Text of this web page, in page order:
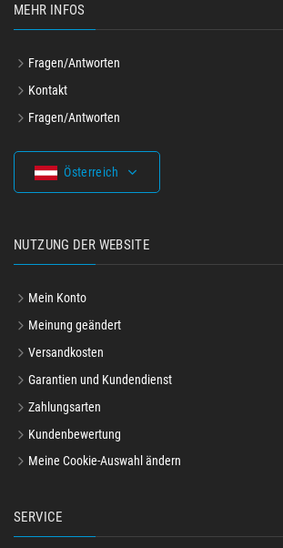
MEHR INFOS
Fragen/Antworten
Kontakt
Fragen/Antworten
Österreich
NUTZUNG DER WEBSITE
Mein Konto
Meinung geändert
Versandkosten
Garantien und Kundendienst
Zahlungsarten
Kundenbewertung
Meine Cookie-Auswahl ändern
SERVICE